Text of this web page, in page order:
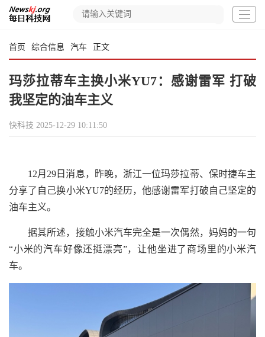
首页 综合信息 汽车 正文
玛莎拉蒂车主换小米YU7：感谢雷军 打破
我坚定的油车主义
快科技 2025-12-29 10:11:50
12月29日消息，昨晚，浙江一位玛莎拉蒂、保时捷车主
分享了自己换小米YU7的经历，他感谢雷军打破自己坚定的
油车主义。
据其所述，接触小米汽车完全是一次偶然，妈妈的一句
“小米的汽车好像还挺漂亮”，让他坐进了商场里的小米汽
车。